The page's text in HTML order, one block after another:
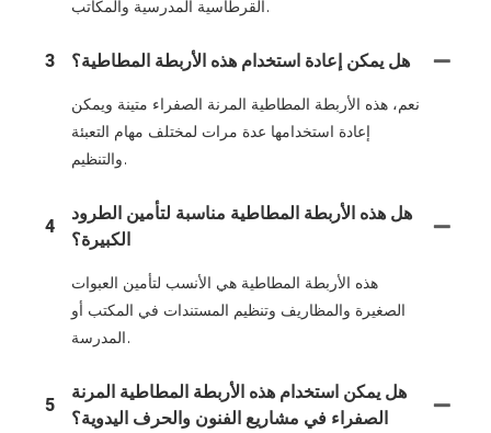
القرطاسية المدرسية والمكاتب.
3 هل يمكن إعادة استخدام هذه الأربطة المطاطية؟
نعم، هذه الأربطة المطاطية المرنة الصفراء متينة ويمكن
إعادة استخدامها عدة مرات لمختلف مهام التعبئة
والتنظيم.
4
هل هذه الأربطة المطاطية مناسبة لتأمين الطرود
الكبيرة؟
هذه الأربطة المطاطية هي الأنسب لتأمين العبوات
الصغيرة والمظاريف وتنظيم المستندات في المكتب أو
المدرسة.
5
هل يمكن استخدام هذه الأربطة المطاطية المرنة
الصفراء في مشاريع الفنون والحرف اليدوية؟